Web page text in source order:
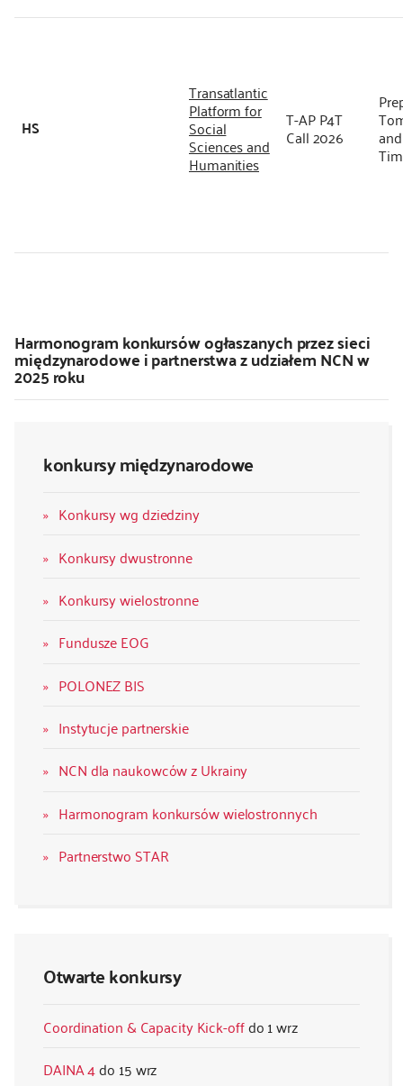
konkursy międzynarodowe
Konkursy wg dziedziny
Konkursy dwustronne
Konkursy wielostronne
Fundusze EOG
POLONEZ BIS
Instytucje partnerskie
NCN dla naukowców z Ukrainy
Harmonogram konkursów wielostronnych
Partnerstwo STAR
Otwarte konkursy
Coordination & Capacity Kick-off
1 wrz
DAINA 4
15 wrz
HS
Transatlantic
Platform for
Social
Sciences and
Humanities
T-AP P4T
Call 2026
Harmonogram konkursów ogłaszanych przez sieci
międzynarodowe i partnerstwa z udziałem NCN w
2025 roku